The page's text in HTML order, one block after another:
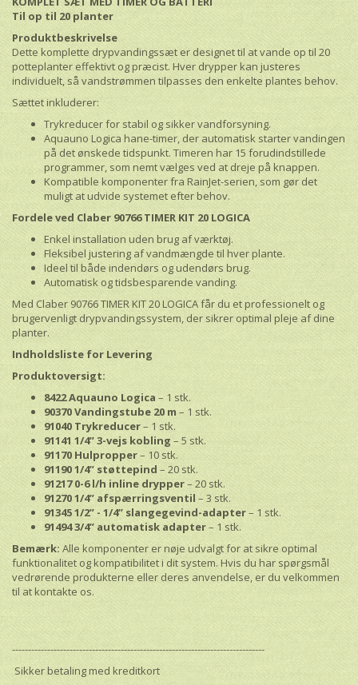
Til op til 20 planter
Produktbeskrivelse
Dette komplette drypvandingssæt er designet til at vande op til 20
potteplanter effektivt og præcist. Hver drypper kan justeres
individuelt, så vandstrømmen tilpasses den enkelte plantes behov.
Sættet inkluderer:
Trykreducer for stabil og sikker vandforsyning.
Aquauno Logica hane-timer, der automatisk starter vandingen
på det ønskede tidspunkt. Timeren har 15 forudindstillede
programmer, som nemt vælges ved at dreje på knappen.
Kompatible komponenter fra RainJet-serien, som gør det
muligt at udvide systemet efter behov.
Fordele ved Claber 90766 TIMER KIT 20 LOGICA
Enkel installation uden brug af værktøj.
Fleksibel justering af vandmængde til hver plante.
Ideel til både indendørs og udendørs brug.
Automatisk og tidsbesparende vanding.
Med Claber 90766 TIMER KIT 20 LOGICA får du et professionelt og
brugervenligt drypvandingssystem, der sikrer optimal pleje af dine
planter.
Indholdsliste for Levering
Produktoversigt:
8422 Aquauno Logica – 1 stk.
90370 Vandingstube 20 m – 1 stk.
91040 Trykreducer– 1 stk.
91141 1/4” 3-vejs kobling – 5 stk.
91170 Hulpropper– 10 stk.
91190 1/4” støttepind – 20 stk.
91217 0-6 l/h inline drypper– 20 stk.
91270 1/4” afspærringsventil – 3 stk.
91345 1/2” - 1/4” slangegevind-adapter– 1 stk.
91494 3/4” automatisk adapter– 1 stk.
Bemærk: Alle komponenter er nøje udvalgt for at sikre optimal
funktionalitet og kompatibilitet i dit system. Hvis du har spørgsmål
vedrørende produkterne eller deres anvendelse, er du velkommen
til at kontakte os.
-------------------------------------------------------------------------------
Sikker betaling med kreditkort